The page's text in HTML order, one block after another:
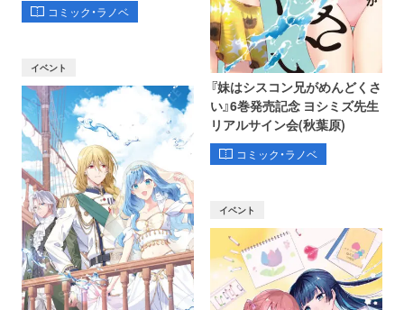
コミック・ラノベ
『妹はシスコン兄がめんどくさ
い』6巻発売記念 ヨシミズ先生
リアルサイン会(秋葉原)
コミック・ラノベ
イベント
イベント